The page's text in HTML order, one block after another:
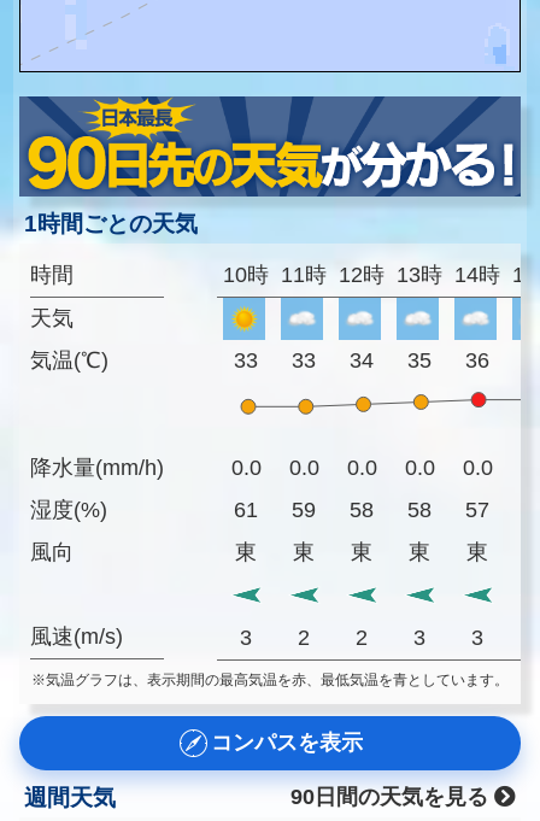
1時間ごとの天気
時間
天気
気温(℃)
降水量(mm/h)
湿度(%)
風向
風速(m/s)
10時 11時 12時 13時 14時
33 33 34 35 36
0.0 0.0 0.0 0.0 0.0
61
59 58 58 57
東
東 東 東 東
3 2 2 3 3
※気温グラフは、表示期間の最高気温を赤、最低気温を青としています。
コンパスを表示
週間天気
90日間の天気を見る